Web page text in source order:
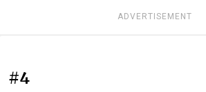
ADVERTISEMENT
#4